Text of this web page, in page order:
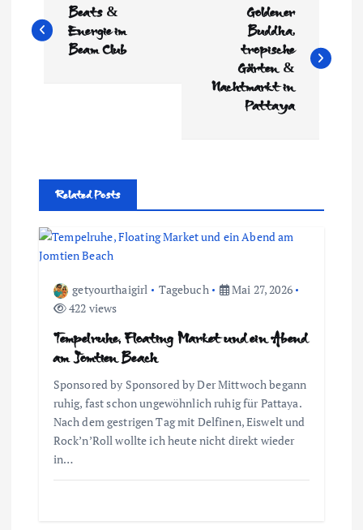
e
g
Beats &
Energie im
Beam Club
Goldener
Buddha,
tropische
Gärten &
Nachtmarkt in
Pattaya
Related Posts
getyourthaigirl Tagebuch
Mai 27, 2026
422 views
Tempelruhe, Floating Market und ein Abend
am Jomtien Beach
Sponsored by Sponsored by Der Mittwoch begann
ruhig, fast schon ungewöhnlich ruhig für Pattaya.
Nach dem gestrigen Tag mit Delfinen, Eiswelt und
Rock’n’Roll wollte ich heute nicht direkt wieder
in…